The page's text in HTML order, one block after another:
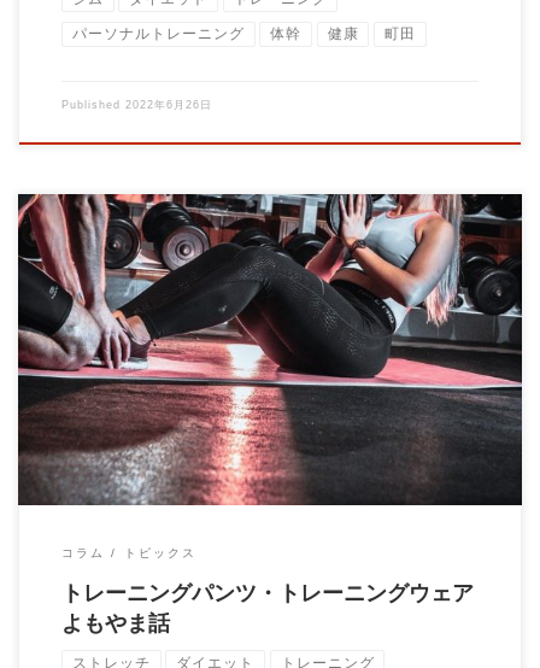
パーソナルトレーニング 体幹 健康 町田
Published 2022年6月26日
筋力トレーニングをする時にはトレーニングウェアを着用する方
が多いです。 一昔前はアディダス、ナイキ、 […]
コラム トピックス
トレーニングパンツ・トレーニングウェア
よもやま話
ストレッチ ダイエット トレーニング